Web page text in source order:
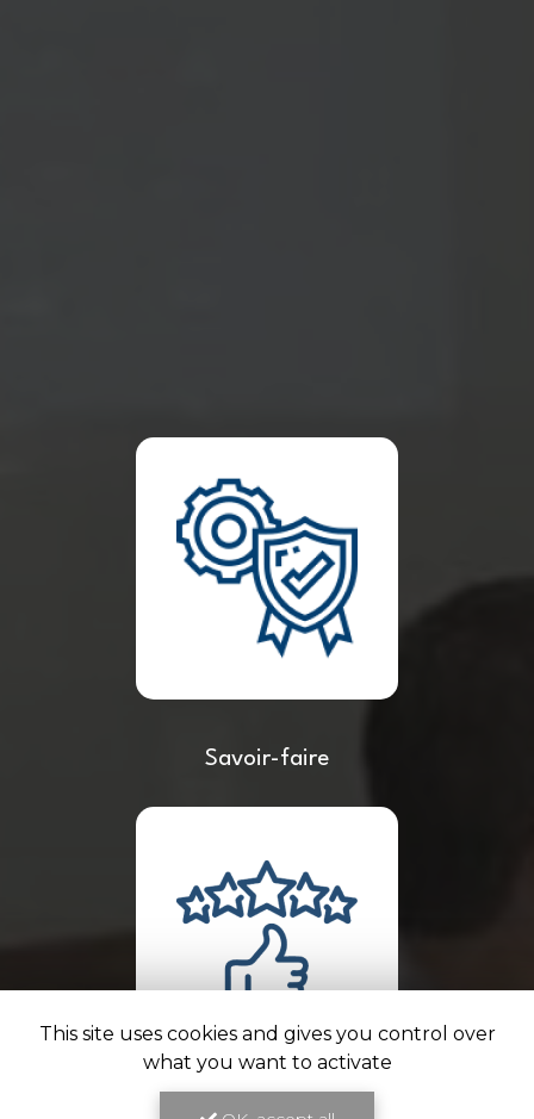
Savoir-faire
This site uses cookies and gives you control over
what you want to activate